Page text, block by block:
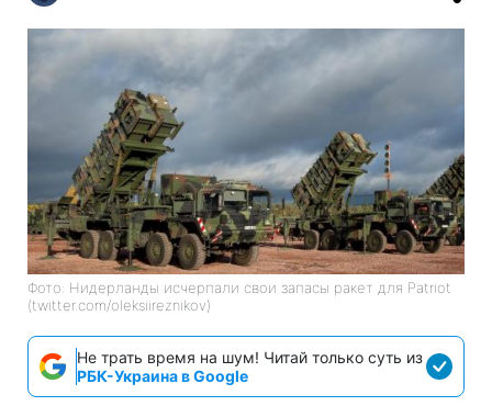
Фото: Нидерланды исчерпали свои запасы ракет для Patriot
(twitter.com/oleksiireznikov)
Не трать время на шум! Читай только суть из
РБК-Украина в Google